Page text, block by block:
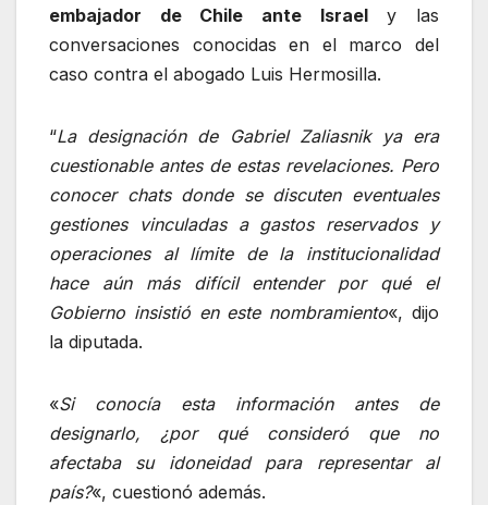
embajador de Chile ante Israely las
conversaciones conocidas en el marco del
caso contra el abogado Luis Hermosilla.
“La designación de Gabriel Zaliasnik ya era
cuestionable antes de estas revelaciones. Pero
conocer chats donde se discuten eventuales
gestiones vinculadas a gastos reservados y
operaciones al límite de la institucionalidad
hace aún más difícil entender por qué el
Gobierno insistió en este nombramiento«, dijo
la diputada.
«Si conocía esta información antes de
designarlo, ¿por qué consideró que no
afectaba su idoneidad para representar al
país?«, cuestionó además.